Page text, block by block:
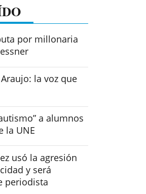
por millonaria
la voz que
a alumnos
la UNE
usó la agresión
y será
periodista